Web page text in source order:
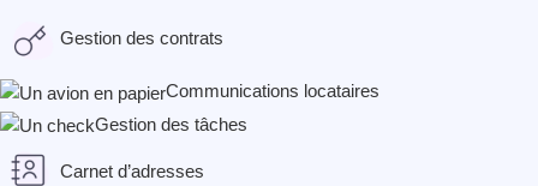
Gestion des contrats
Communications locataires
Gestion des tâches
Carnet d’adresses